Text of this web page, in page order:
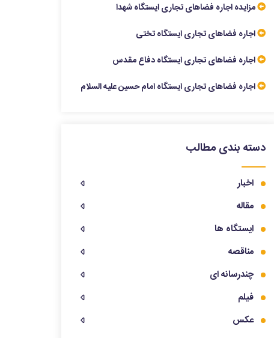
مزایده اجاره فضاهای تجاری ایستگاه شهدا
اجاره فضاهای تجاری ایستگاه تختی
اجاره فضاهای تجاری ایستگاه دفاع مقدس
اجاره فضاهای تجاری ایستگاه امام حسین علیه السلام
دسته بندی مطالب
اخبار
مقاله
ایستگاه ها
مناقصه
چندرسانه ای
فیلم
عکس